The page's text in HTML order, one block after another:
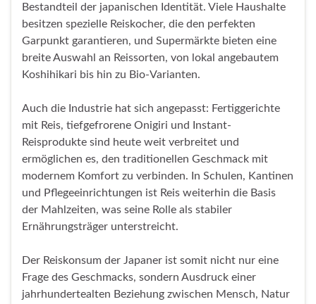
Bestandteil der japanischen Identität. Viele Haushalte
besitzen spezielle Reiskocher, die den perfekten
Garpunkt garantieren, und Supermärkte bieten eine
breite Auswahl an Reissorten, von lokal angebautem
Koshihikari bis hin zu Bio-Varianten.
Auch die Industrie hat sich angepasst: Fertiggerichte
mit Reis, tiefgefrorene Onigiri und Instant-
Reisprodukte sind heute weit verbreitet und
ermöglichen es, den traditionellen Geschmack mit
modernem Komfort zu verbinden. In Schulen, Kantinen
und Pflegeeinrichtungen ist Reis weiterhin die Basis
der Mahlzeiten, was seine Rolle als stabiler
Ernährungsträger unterstreicht.
Der Reiskonsum der Japaner ist somit nicht nur eine
Frage des Geschmacks, sondern Ausdruck einer
jahrhundertealten Beziehung zwischen Mensch, Natur